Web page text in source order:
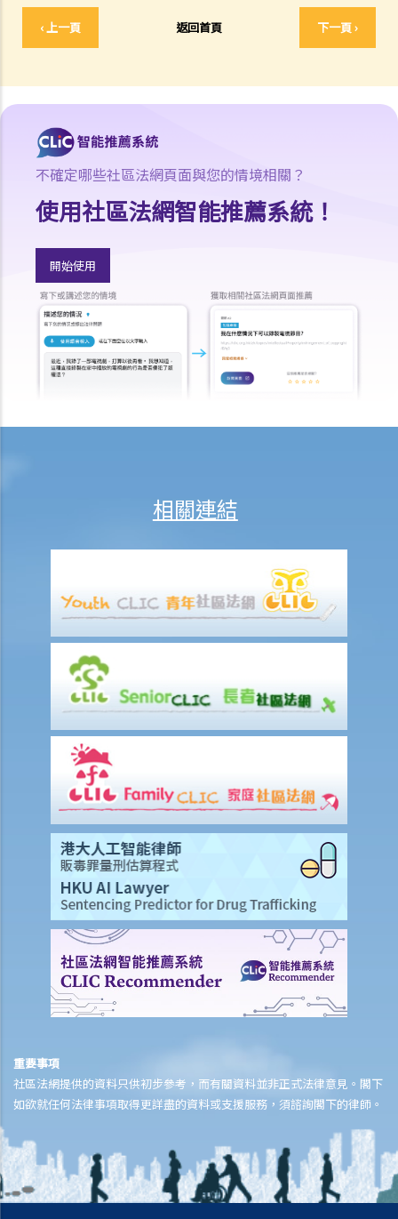
‹ 上一頁 返回首頁 下一頁 ›
先生可否藉此向法庭請求暫停或撤銷訴訟？
5. 如法庭向 T先生頒布破產令，他會面對甚麼後果？
8.如T先生將其私家車送給兄長，他可能要承受甚麼法律責任？
9. 當法庭向T先生頒布破產令後，ABC銀行可採取甚麼行動?
11. T先生可否向法庭申請提早解除破產令?
1.如債務人不想為欠債而破產，是否有其他選擇？
2. 個人自願安排"IVA"有甚麼好處？（附有IVA申請程序簡介）
3. IVA建議書應包含甚麼內容？
4. 如IVA建議書獲得通過，債務人將會承擔甚麼後果？
5. 舉例說明
2.於 IVA申請過程中，M小姐需要做些甚麼工作？
5.如M小姐之 IVA建議書獲通過，她需要承擔甚麼責任？
6. 債權人會議中之議決能否被推翻？
A. 哪類公司可被清盤？
1. 就上述問題，倘若「ABC 貿易公司」拒絕償還所欠債務，我可否針對
此公司而提交清盤呈請書 ？
B.提交清盤呈請書時要注意之事項
1. 提交清盤呈請書之程序簡述
2.清盤呈請書應包含哪些內容？
3. 我已就債項問題獲得法庭之判決，惟該公司仍然拒絕還債。我應否提
出清盤呈請？
4. 除債權人外，還有何人可提出清盤呈請？
5. 我是某公司之董事及小股東 ，而 公司大股東一向將本人摒除於公司
管理層之外。我能否提出清盤呈請？
6. 我知道有另一位債權人已經提交將該公司清盤的呈請書，我是否仍需
提交另一份呈請書？如果不需要，我還有甚麼選擇？
7. 本公司收到還債要求書並限定須於21日內支付款額，但我們堅決否認
拖欠對方任何款額。有何方法可以保護公司利益？
8. 本公司已致函債權人要求撤回對本公司的還債要求書 ，惟我們未收到
對方任何回覆。21日期限已過，而我們擔心對方會隨時提出清盤呈請，
C.查詢清盤記錄
D. 提交清盤呈請書後之影響
2. 本公司認為清盤呈請人追索的債務並不屬實，我們在清盤呈請聆訊前
有何其他對策？
3.我是某公司的債權人，而該公司拒絕償付債務。我亦有理據相信該公
不確定哪些社區法網頁面與您的情境相關？
使用社區法網智能推薦系統！
開始使用
相關連結
重要事項
社區法網提供的資料只供初步參考，而有關資料並非正式法律意見。閣下
如欲就任何法律事項取得更詳盡的資料或支援服務，須諮詢閣下的律師。